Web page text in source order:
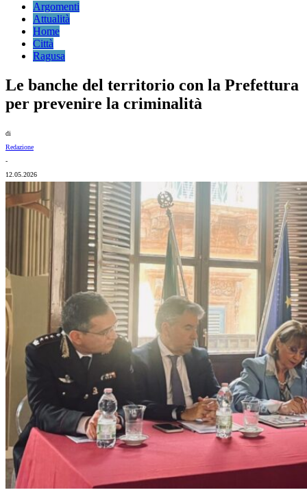
Argomenti
Attualità
Home
Città
Ragusa
Le banche del territorio con la Prefettura
per prevenire la criminalità
di
Redazione
-
12.05.2026